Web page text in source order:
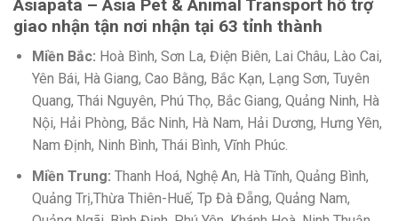
Asiapata – Asia Pet & Animal Transport hỗ trợ
giao nhận tận nơi nhận tại 63 tỉnh thành
Miền Bắc: Hoà Bình, Sơn La, Điện Biên, Lai Châu, Lào Cai,
Yên Bái, Hà Giang, Cao Bằng, Bắc Kạn, Lạng Sơn, Tuyên
Quang, Thái Nguyên, Phú Thọ, Bắc Giang, Quảng Ninh, Hà
Nội, Hải Phòng, Bắc Ninh, Hà Nam, Hải Dương, Hưng Yên,
Nam Định, Ninh Bình, Thái Bình, Vĩnh Phúc.
Miền Trung: Thanh Hoá, Nghệ An, Hà Tĩnh, Quảng Bình,
Quảng Trị,Thừa Thiên-Huế, Tp Đà Đẵng, Quảng Nam,